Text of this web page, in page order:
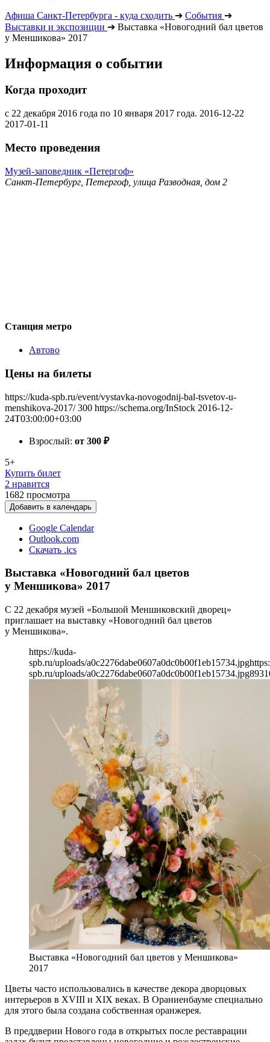
Афиша Санкт-Петербурга - куда сходить ➔ События ➔
Выставки и экспозиции ➔ Выставка «Новогодний бал цветов
у Меншикова» 2017
Информация о событии
Когда проходит
с 22 декабря 2016 года по 10 января 2017 года. 2016-12-22
2017-01-11
Место проведения
Музей-заповедник «Петергоф»
Санкт-Петербург, Петергоф, улица Разводная, дом 2
Станция метро
Автово
Цены на билеты
https://kuda-spb.ru/event/vystavka-novogodnij-bal-tsvetov-u-
menshikova-2017/ 300 https://schema.org/InStock 2016-12-
24T03:00:00+03:00
Взрослый: от 300 ₽
5+
Купить билет
2 нравится
1682 просмотра
Добавить в календарь
Google Calendar
Outlook.com
Скачать .ics
Выставка «Новогодний бал цветов
у Меншикова» 2017
С 22 декабря музей «Большой Меншиковский дворец»
приглашает на выставку «Новогодний бал цветов
у Меншикова».
https://kuda-
spb.ru/uploads/a0c2276dabe0607a0dc0b00f1eb15734.jpg
spb.ru/uploads/a0c2276dabe0607a0dc0b00f1eb15734.jpg893
Выставка «Новогодний бал цветов у Меншикова»
2017
Цветы часто использовались в качестве декора дворцовых
интерьеров в XVIII и XIX веках. В Ораниенбауме специально
для этого была создана собственная оранжерея.
В преддверии Нового года в открытых после реставрации